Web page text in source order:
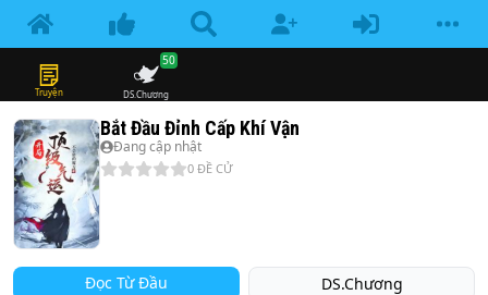
Truyện DS.Chương
50
Bắt Đầu Đỉnh Cấp Khí Vận
Đang cập nhật
0 ĐỀ CỬ
Đọc Từ Đầu DS.Chương